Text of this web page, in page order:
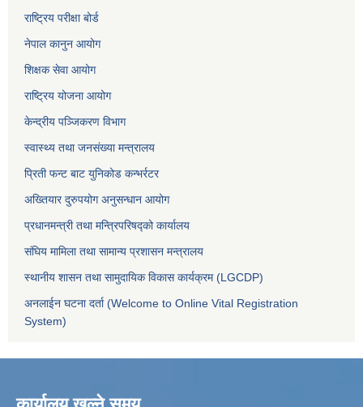
राष्ट्रिय परीक्षा बोर्ड
नेपाल कानुन आयोग
शिक्षक सेवा आयोग
राष्ट्रिय योजना आयोग
केन्द्रीय पञ्जिकरण विभाग
स्वास्थ्य तथा जनसंख्या मन्त्रालय
प्रिती फन्ट बाट युनिकोड कन्भर्रटर
अख्तियार दुरुपयोग अनुसन्धान आयोग
प्रधानमन्त्री तथा मन्त्रिपरिषद्को कार्यालय
संघिय मामिला तथा सामान्य प्रशासन मन्त्रालय
स्थानीय शासन तथा सामुदायिक विकास कार्यक्रम (LGCDP)
अनलाईन घटना दर्ता (Welcome to Online Vital Registration
System)